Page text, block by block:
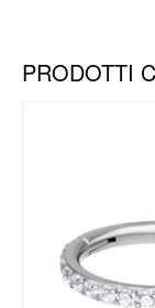
PRODOTTI